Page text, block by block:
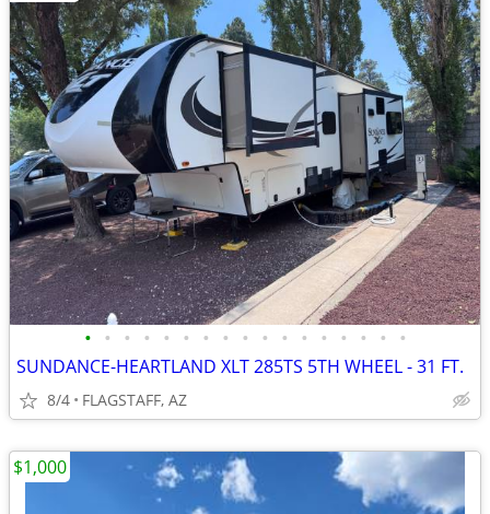
• • • • • • • • • • • • • • • • •
SUNDANCE-HEARTLAND XLT 285TS 5TH WHEEL - 31 FT.
8/4 FLAGSTAFF, AZ
$1,000